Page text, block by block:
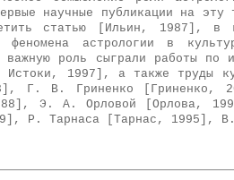
научные публикации на
статью [Ильин, 1987], в
феномена астрологии в
важную роль сыграли работы
Истоки, 1997], а также труды
Г. В. Гриненко [Гриненко,
Э. А. Орловой [Орлова,
Р. Тарнаса [Тарнас, 1995],